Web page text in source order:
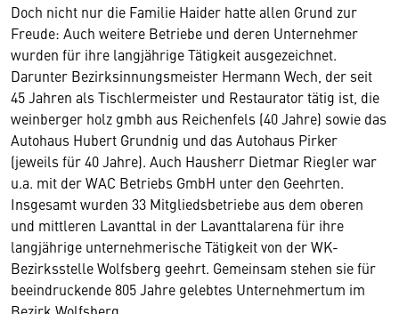
Doch nicht nur die Familie Haider hatte allen Grund zur
Freude: Auch weitere Betriebe und deren Unternehmer
wurden für ihre langjährige Tätigkeit ausgezeichnet.
Darunter Bezirksinnungsmeister Hermann Wech, der seit
45 Jahren als Tischlermeister und Restaurator tätig ist, die
weinberger holz gmbh aus Reichenfels (40 Jahre) sowie das
Autohaus Hubert Grundnig und das Autohaus Pirker
(jeweils für 40 Jahre). Auch Hausherr Dietmar Riegler war
u.a. mit der WAC Betriebs GmbH unter den Geehrten.
Insgesamt wurden 33 Mitgliedsbetriebe aus dem oberen
und mittleren Lavanttal in der Lavanttalarena für ihre
langjährige unternehmerische Tätigkeit von der WK-
Bezirksstelle Wolfsberg geehrt. Gemeinsam stehen sie für
beeindruckende 805 Jahre gelebtes Unternehmertum im